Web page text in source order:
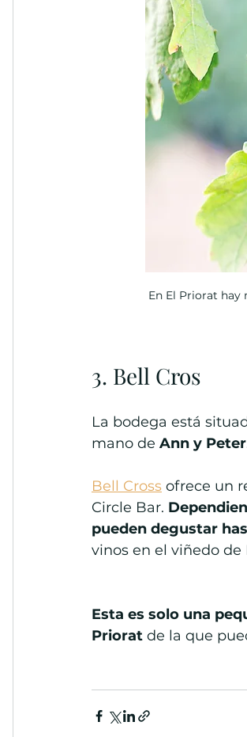
En El Priorat hay
3. Bell Cros
La bodega está
mano de Ann y Peter
Bell Cross ofrece un
Circle Bar.
pueden degustar
vinos en el viñedo
Esta es solo una
Priorat de la que